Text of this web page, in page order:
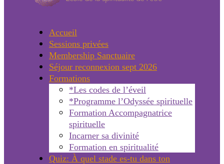
Accueil
Sessions privées
Membership Sanctuaire
Séjour reconnexion sept 2026
Formations
*Les codes de l’éveil
*Programme l’Odyssée spirituelle
Formation Accompagnatrice
spirituelle
Incarner sa divinité
Formation en spiritualité
Quiz: À quel stade es-tu dans ton